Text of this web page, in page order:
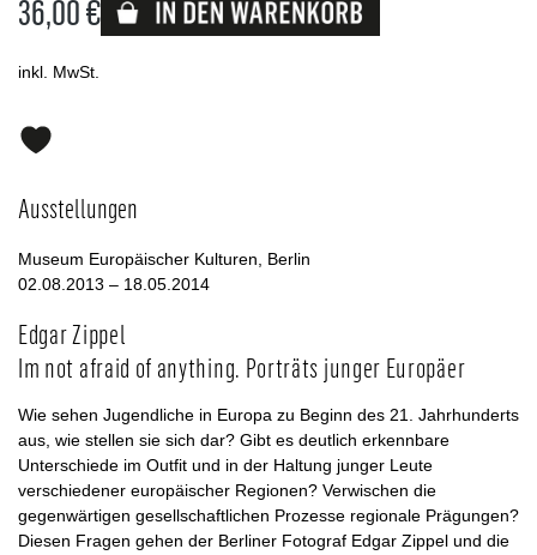
inkl. MwSt.
36,00 € Lieferbar
Ausstellungen
Museum Europäischer Kulturen, Berlin
02.08.2013 – 18.05.2014
Edgar Zippel
Im not afraid of anything. Porträts junger Europäer
Wie sehen Jugendliche in Europa zu Beginn des 21. Jahrhunderts
aus, wie stellen sie sich dar? Gibt es deutlich erkennbare
Unterschiede im Outfit und in der Haltung junger Leute
verschiedener europäischer Regionen? Verwischen die
gegenwärtigen gesellschaftlichen Prozesse regionale Prägungen?
Diesen Fragen gehen der Berliner Fotograf Edgar Zippel und die